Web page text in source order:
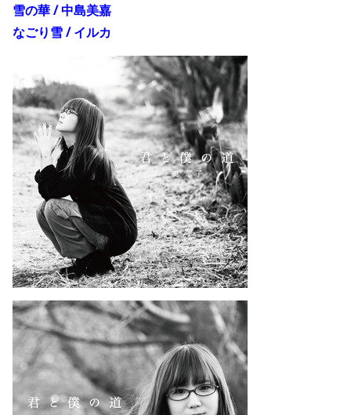
雪の華 / 中島美嘉
なごり雪 / イルカ